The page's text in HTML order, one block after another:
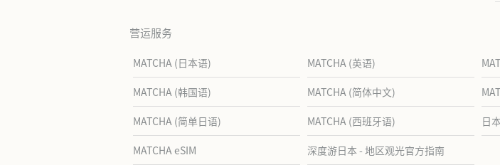
营运服务
MATCHA (日本语) MATCHA (英语)
MATCHA (韩国语) MATCHA (简体中文)
MATCHA (简单日语) MATCHA (西班牙语) 日
MATCHA eSIM 深度游日本 - 地区观光官方指南